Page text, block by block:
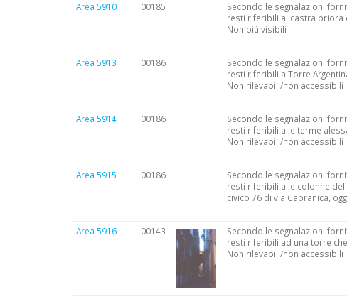
Area 5910 00185
Secondo le segnalazioni
resti riferibili ai castra priora
Non più visibili
Area 5913 00186
Secondo le segnalazioni
resti riferibili a Torre
Non rilevabili/non accessibili
Area 5914 00186
Secondo le segnalazioni
resti riferibili alle terme
Non rilevabili/non accessibili
Area 5915 00186
Secondo le segnalazioni
resti riferibili alle colonne
civico 76 di via Capranica,
Area 5916 00143
Secondo le segnalazioni
resti riferibili ad una torre
Non rilevabili/non accessibili